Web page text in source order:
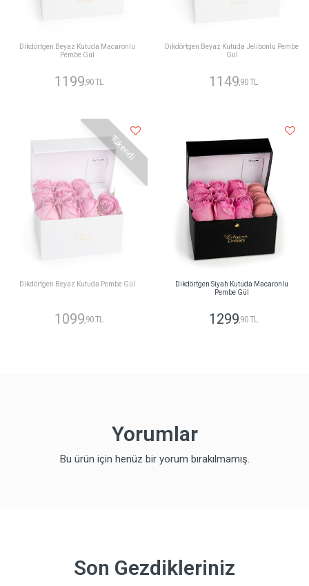
Dikdörtgen Beyaz Kutuda Macaronlu
Pembe Gül
1199 ,90 TL
Dikdörtgen Beyaz Kutuda Jelibonlu Pembe
Gül
1149 ,90 TL
Tükendi
Dikdörtgen Beyaz Kutuda Pembe Gül
1099,90 TL
Dikdörtgen Siyah Kutuda Macaronlu
Pembe Gül
1299,90 TL
Yorumlar
Bu ürün için henüz bir yorum bırakılmamış.
Son Gezdikleriniz